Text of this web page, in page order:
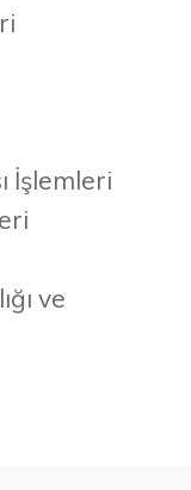
İşlemleri
ve